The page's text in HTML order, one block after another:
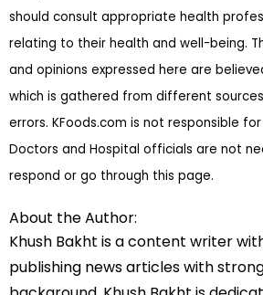
should consult appropriate health
relating to their health and well-being.
and opinions expressed here are
which is gathered from different
errors. KFoods.com is not responsible
Doctors and Hospital officials are not
respond or go through this page.
About the Author:
Khush Bakht is a content writer
publishing news articles with